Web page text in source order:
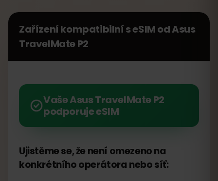
Zařízení kompatibilní s eSIM odAsus
TravelMate P2
Vaše Asus TravelMate P2
podporuje eSIM
Ujistěme se, že není omezeno na
konkrétního operátora nebo síť: